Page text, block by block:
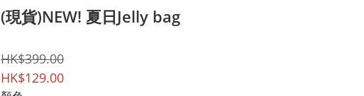
(現貨)NEW! 夏日Jelly bag
HK$399.00
HK$129.00